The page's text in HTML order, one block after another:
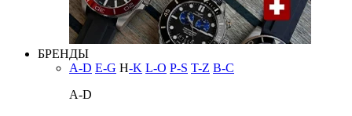
БРЕНДЫ
A-D E-G H-K L-O P-S T-Z В-С
A-D